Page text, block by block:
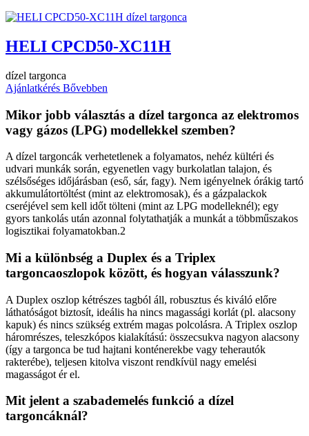
HELI CPCD50-XC11H
dízel targonca
Ajánlatkérés Bővebben
Mikor jobb választás a dízel targonca az elektromos
vagy gázos (LPG) modellekkel szemben?
A dízel targoncák verhetetlenek a folyamatos, nehéz kültéri és
udvari munkák során, egyenetlen vagy burkolatlan talajon, és
szélsőséges időjárásban (eső, sár, fagy). Nem igényelnek órákig tartó
akkumulátortöltést (mint az elektromosak), és a gázpalackok
cseréjével sem kell időt tölteni (mint az LPG modelleknél); egy
gyors tankolás után azonnal folytathatják a munkát a többműszakos
logisztikai folyamatokban.2
Mi a különbség a Duplex és a Triplex
targoncaoszlopok között, és hogyan válasszunk?
A Duplex oszlop kétrészes tagból áll, robusztus és kiváló előre
láthatóságot biztosít, ideális ha nincs magassági korlát (pl. alacsony
kapuk) és nincs szükség extrém magas polcolásra. A Triplex oszlop
háromrészes, teleszkópos kialakítású: összecsukva nagyon alacsony
(így a targonca be tud hajtani konténerekbe vagy teherautók
rakterébe), teljesen kitolva viszont rendkívül nagy emelési
magasságot ér el.
Mit jelent a szabademelés funkció a dízel
targoncáknál?